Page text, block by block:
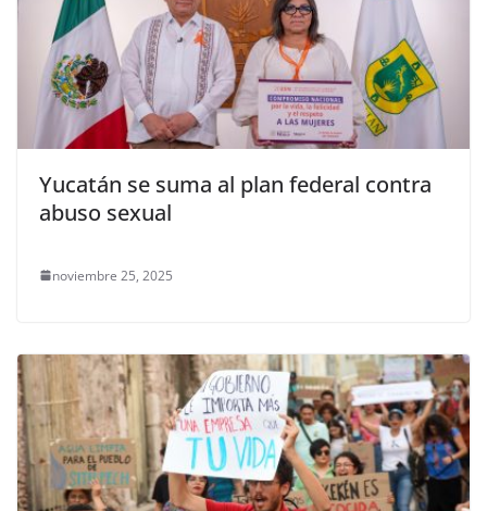
Yucatán se suma al plan federal contra
abuso sexual
noviembre 25, 2025